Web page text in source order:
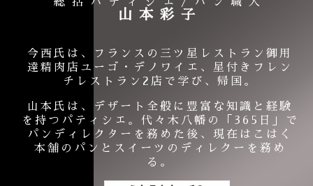
総括パティシエ/パン職人
山本彩子
今西氏は、フランスの三ツ星レストラン御用
達精肉店ユーゴ・デノワイエ、星付きフレン
チレストラン2店で学び、帰国。
山本氏は、デザート全般に豊富な知識と経験
を持つパティシエ。代々木八幡の「365日」で
パンディレクターを務めた後、現在はこはく
本舗のパンとスイーツのディレクーを務め
る。